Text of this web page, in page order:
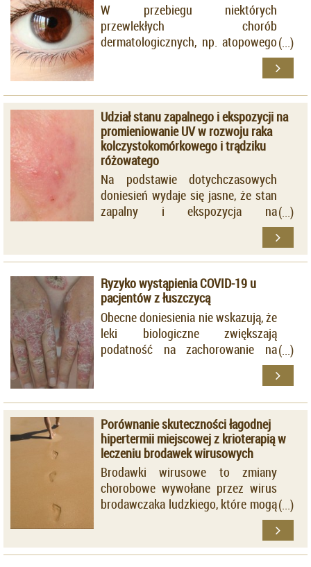
W przebiegu niektórych
przewlekłych chorób
dermatologicznych, np. atopowego
zapalenia skóry i łuszczycy, może
dojść do rozwoju zaburzeń
Udział stanu zapalnego i ekspozycji na
promieniowanie UV w rozwoju raka
kolczystokomórkowego i trądziku
różowatego
Na podstawie dotychczasowych
doniesień wydaje się jasne, że stan
zapalny i ekspozycja na
promieniowanie ultrafioletowe (UV)
są istotne w rozwoju raka
kolczystokomórkowego i trądziku
różowatego.
Ryzyko wystąpienia COVID-19 u
pacjentów z łuszczycą
Obecne doniesienia nie wskazują, że
leki biologiczne zwiększają
podatność na zachorowanie na
Porównanie skuteczności łagodnej
hipertermii miejscowej z krioterapią w
leczeniu brodawek wirusowych
Brodawki wirusowe to zmiany
chorobowe wywołane przez wirus
brodawczaka ludzkiego, które mogą
dotyczyć skóry, błon śluzowych,